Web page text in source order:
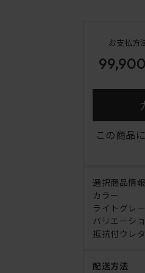
お支払方
この商品
選択商品情報
カラー
ライトグレ
バリエーシ
抵抗付ウレ
配送方法